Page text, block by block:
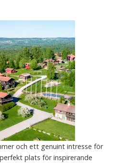
och ett genuint intresse för
plats för inspirerande